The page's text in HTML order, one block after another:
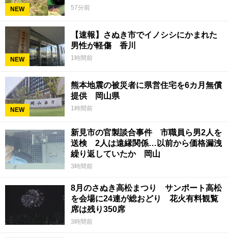
NEW 57分前
NEW
【速報】さぬき市でイノシシにかまれた
男性が軽傷 香川
1時間前
NEW
熊本地震の被災者に県営住宅を6カ月無償
提供 岡山県
1時間前
新見市の官製談合事件 市職員ら男2人を
送検 2人は遠縁関係…以前から価格漏洩
繰り返していたか 岡山
3時間前
8月のさぬき高松まつり サンポート高松
を会場に24連が総おどり 花火有料観覧
席は残り350席
3時間前